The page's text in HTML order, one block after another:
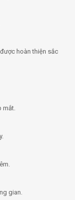
hoàn thiện sắc
mắt.
gian.